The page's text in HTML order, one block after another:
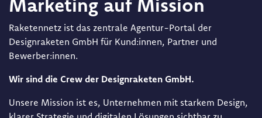
Marketing auf Mission
Raketennetz ist das zentrale Agentur-Portal der
Designraketen GmbH für Kund:innen, Partner und
Bewerber:innen.
Wir sind die Crew der Designraketen GmbH.
Unsere Mission ist es, Unternehmen mit starkem Design,